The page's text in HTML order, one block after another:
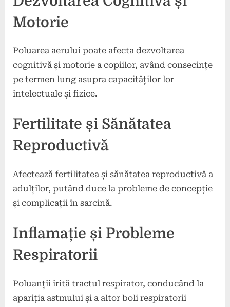
Motorie
Poluarea aerului poate afecta dezvoltarea
cognitivă și motorie a copiilor, având consecințe
pe termen lung asupra capacităților lor
intelectuale și fizice.
Fertilitate și Sănătatea
Reproductivă
Afectează fertilitatea și sănătatea reproductivă a
adulților, putând duce la probleme de concepție
și complicații în sarcină.
Inflamație și Probleme
Respiratorii
Poluanții irită tractul respirator, conducând la
apariția astmului și a altor boli respiratorii